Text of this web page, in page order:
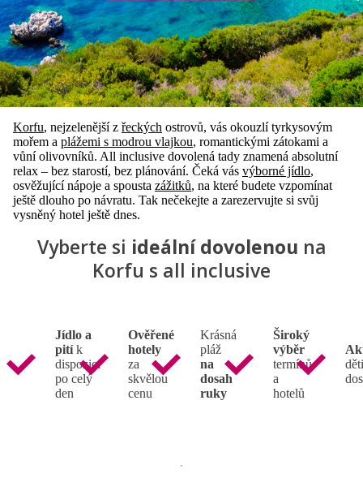
Korfu, nejzelenější z řeckých ostrovů, vás okouzlí tyrkysovým
mořem a plážemi s modrou vlajkou, romantickými zátokami a
vůní olivovníků. All inclusive dovolená tady znamená absolutní
relax – bez starostí, bez plánování. Čeká vás výborné jídlo,
osvěžující nápoje a spousta zážitků, na které budete vzpomínat
ještě dlouho po návratu. Tak nečekejte a zarezervujte si svůj
vysněný hotel ještě dnes.
Vyberte si ideální dovolenou na
Korfu s all inclusive
Jídlo a
pitík
dispozici
po celý
den
Ověřené
hotely
za
skvělou
cenu
Krásná
pláž
na
dosah
ruky
Široký
výběr
termínů
a
hotelů